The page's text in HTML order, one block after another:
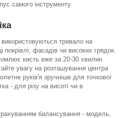
самого інструменту.
тривало на
покрівлі, фасадів чи високих грядок.
кисть вже за 20-30 хвилин
увагу на розташування центра
руків'я зручніше для точкової
- для різу на висоті чи в
балансування - модель,